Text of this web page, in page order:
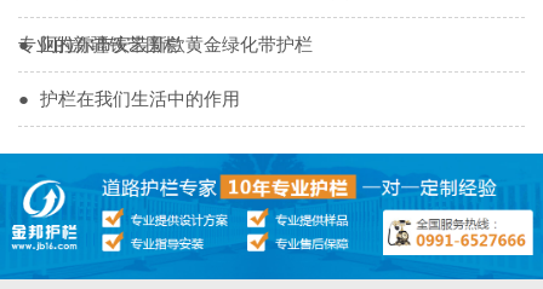
专业的新疆铁艺围栏
● 阿拉尔市安装新款黄金绿化带护栏
● 护栏在我们生活中的作用
● 你不知道的候车厅安装注意事项
● 护栏网怎样做日常保养
"多样“候车亭，旨在为您提供一个舒心候车环境